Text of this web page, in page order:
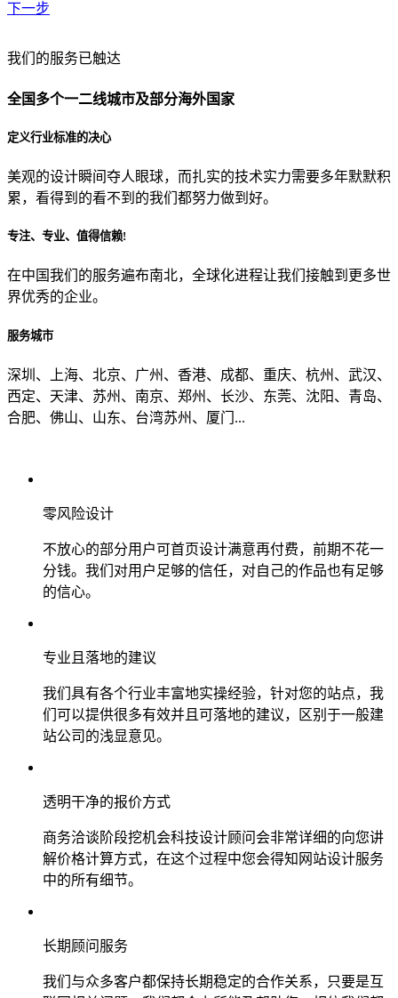
下一步
贵公司预算范围是？
贵公司的团队规模是？
目前主要的营销渠道是？
我们的服务已触达
全国多个一二线城市及部分海外国家
定义行业标准的决心
美观的设计瞬间夺人眼球，而扎实的技术实力需要多年默默积
累，看得到的看不到的我们都努力做到好。
专注、专业、值得信赖!
在中国我们的服务遍布南北，全球化进程让我们接触到更多世
界优秀的企业。
服务城市
深圳、上海、北京、广州、香港、成都、重庆、杭州、武汉、
西定、天津、苏州、南京、郑州、长沙、东莞、沈阳、青岛、
合肥、佛山、山东、台湾苏州、厦门...
零风险设计
不放心的部分用户可首页设计满意再付费，前期不花一
分钱。我们对用户足够的信任，对自己的作品也有足够
的信心。
专业且落地的建议
我们具有各个行业丰富地实操经验，针对您的站点，我
们可以提供很多有效并且可落地的建议，区别于一般建
站公司的浅显意见。
透明干净的报价方式
商务洽谈阶段挖机会科技设计顾问会非常详细的向您讲
解价格计算方式，在这个过程中您会得知网站设计服务
中的所有细节。
长期顾问服务
我们与众多客户都保持长期稳定的合作关系，只要是互